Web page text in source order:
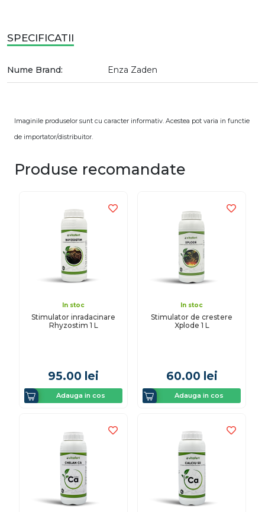
SPECIFICATII
Nume Brand: Enza Zaden
Imaginile produselor sunt cu caracter informativ. Acestea pot varia in functie
de importator/distribuitor.
Produse recomandate
In stoc
Stimulator inradacinare
Rhyzostim 1 L
95.00 lei
Adauga in cos
In stoc
Stimulator de crestere
Xplode 1 L
60.00 lei
Adauga in cos